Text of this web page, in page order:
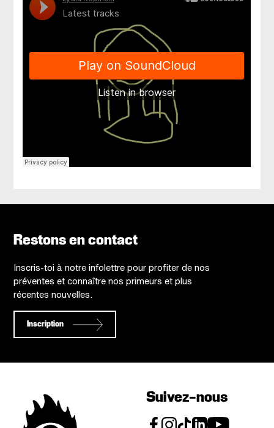
Restons en contact
Inscris-toi à notre infolettre pour profiter de nos
préventes et connaître nos primeurs et plus
récentes nouvelles.
Inscription
Suivez-nous